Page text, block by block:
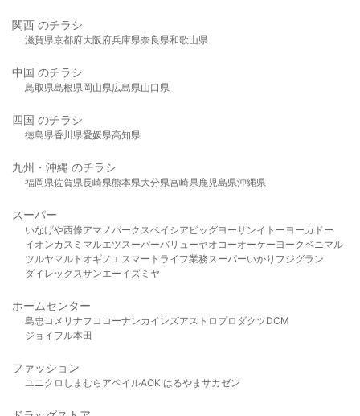
関西 のチラシ
滋賀県京都府大阪府兵庫県奈良県和歌山県
中国 のチラシ
鳥取県島根県岡山県広島県山口県
四国 のチラシ
徳島県香川県愛媛県高知県
九州・沖縄 のチラシ
福岡県佐賀県長崎県熊本県大分県宮崎県鹿児島県沖縄県
スーパー
いなげや西條アマノパークスベイシア ビッグヨーサンイトーヨーカドー
イオンカスミ マルエツスーパーバリューヤオコーオーケー ヨークベニマル
ツルヤマルト オギノ エスマート ライフ業務スーパーいかり フジグラン
ダイレックスサンエーイズミヤ
ホームセンター
島忠 コメリ ナフコ コーナンカインズアストロプロダクツDCM
ジョイフル本田
ファッション
ユニクロ しまむら アベイルAOKIはるやま サカゼン